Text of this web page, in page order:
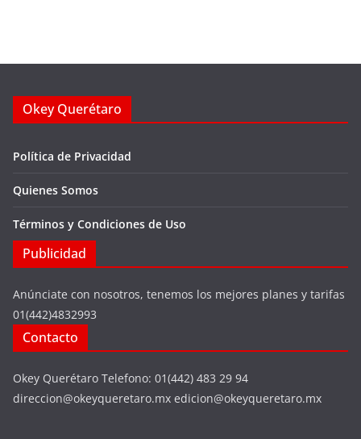
Okey Querétaro
Política de Privacidad
Quienes Somos
Términos y Condiciones de Uso
Publicidad
Anúnciate con nosotros, tenemos los mejores planes y tarifas
01(442)4832993
Contacto
Okey Querétaro Telefono: 01(442) 483 29 94
direccion@okeyqueretaro.mx edicion@okeyqueretaro.mx